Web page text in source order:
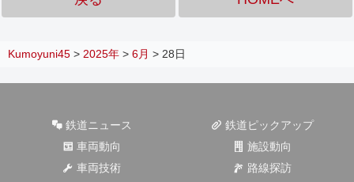
Kumoyuni45 > 2025年 > 6月 > 28日
鉄道ニュース
鉄道ピックアップ
車両動向
施設動向
車両技術
路線探訪